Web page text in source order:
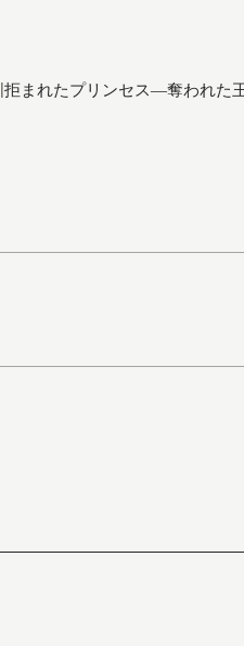
|拒まれたプリンセス―奪われた